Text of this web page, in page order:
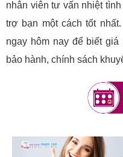
nhân viên tư vấn nhiệt
trợ bạn một cách tốt
ngay hôm nay để biết
bảo hành, chính sách